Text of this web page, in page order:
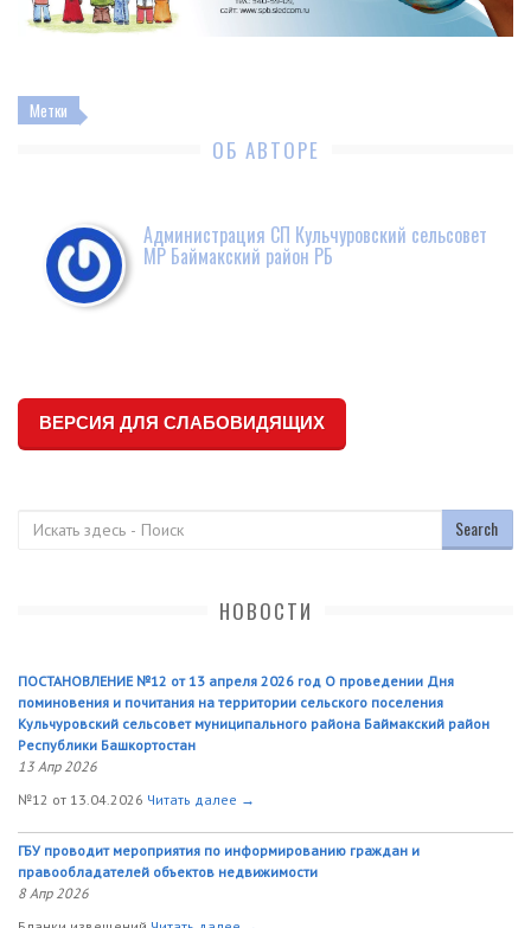
Метки
ОБ АВТОРЕ
Администрация СП Кульчуровский сельсовет
МР Баймакский район РБ
ВЕРСИЯ ДЛЯ СЛАБОВИДЯЩИХ
НОВОСТИ
ПОСТАНОВЛЕНИЕ №12 от 13 апреля 2026 год О проведении Дня
поминовения и почитания на территории сельского поселения
Кульчуровский сельсовет муниципального района Баймакский район
Республики Башкортостан
13 Апр 2026
№12 от 13.04.2026 Читать далее →
ГБУ проводит мероприятия по информированию граждан и
правообладателей объектов недвижимости
8 Апр 2026